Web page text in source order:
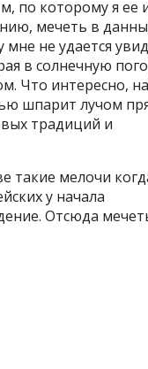
по которому я ее
мечеть в
не удается
в солнечную
Что интересно, на
шпарит лучом
традиций и
такие мелочи
у начала
Отсюда